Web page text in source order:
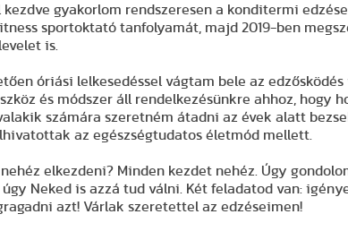
kezdve gyakorlom rendszeresen a konditermi
sportoktató tanfolyamát, majd 2019-ben
is.
óriási lelkesedéssel vágtam bele az
és módszer áll rendelkezésünkre ahhoz, hogy
számára szeretném átadni az évek alatt
az egészségtudatos életmód mellett.
elkezdeni? Minden kezdet nehéz. Úgy
Neked is azzá tud válni. Két feladatod van:
azt! Várlak szeretettel az edzéseimen!